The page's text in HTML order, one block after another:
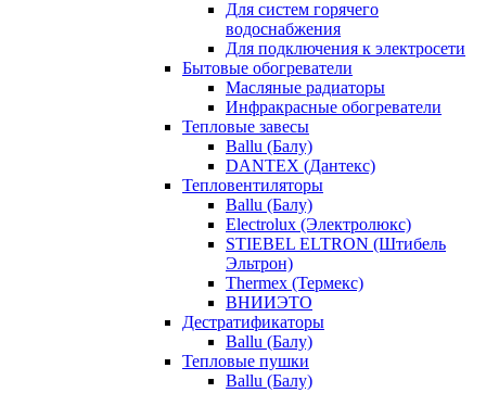
Для систем горячего
водоснабжения
Для подключения к электросети
Бытовые обогреватели
Масляные радиаторы
Инфракрасные обогреватели
Тепловые завесы
Ballu (Балу)
DANTEX (Дантекс)
Тепловентиляторы
Ballu (Балу)
Electrolux (Электролюкс)
STIEBEL ELTRON (Штибель
Эльтрон)
Thermex (Термекс)
ВНИИЭТО
Дестратификаторы
Ballu (Балу)
Тепловые пушки
Ballu (Балу)